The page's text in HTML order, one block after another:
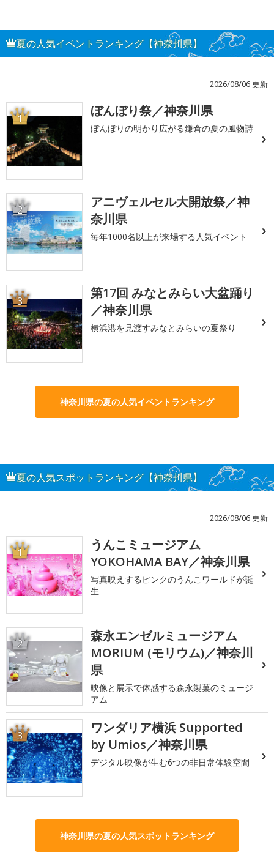
夏の人気イベントランキング【神奈川県】
2026/08/06 更新
1 ぼんぼり祭／神奈川県
ぼんぼりの明かり広がる鎌倉の夏の風物詩
2
アニヴェルセル大開放祭／神
奈川県
毎年1000名以上が来場する人気イベント
3
第17回 みなとみらい大盆踊り
／神奈川県
横浜港を見渡すみなとみらいの夏祭り
神奈川県の夏の人気イベントランキング
夏の人気スポットランキング【神奈川県】
2026/08/06 更新
1
うんこミュージアム
YOKOHAMA BAY／神奈川県
写真映えするピンクのうんこワールドが誕
生
2
森永エンゼルミュージアム
MORIUM (モリウム)／神奈川
県
映像と展示で体感する森永製菓のミュージ
アム
3
ワンダリア横浜 Supported
by Umios／神奈川県
デジタル映像が生む6つの非日常体験空間
神奈川県の夏の人気スポットランキング